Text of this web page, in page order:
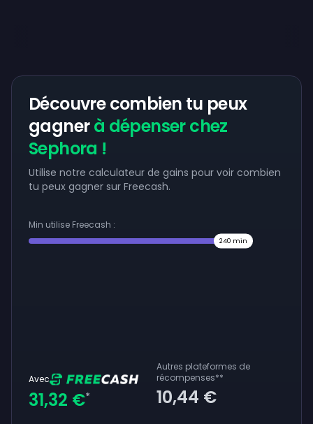
Découvre combien tu peux
gagnerà dépenser chez
Sephora !
Utilise notre calculateur de gains pour voir combien
tu peux gagner sur Freecash.
Min utilise Freecash :
240 min
Avec
31,32 €*
Autres plateformes de
récompenses**
10,44 €